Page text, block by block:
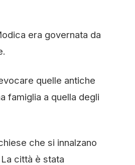
era governata da
quelle antiche
famiglia a quella degli
che si innalzano
città è stata